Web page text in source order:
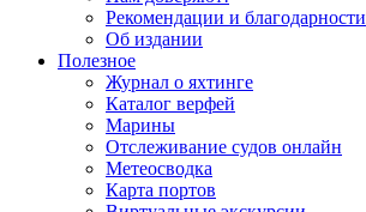
Рекомендации и благодарности
Об издании
Полезное
Журнал о яхтинге
Каталог верфей
Марины
Отслеживание судов онлайн
Метеосводка
Карта портов